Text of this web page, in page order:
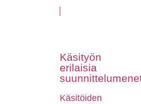
Käsityön
erilaisia
Käsitöiden